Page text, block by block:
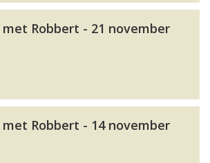
met Robbert - 21 november
met Robbert - 14 november